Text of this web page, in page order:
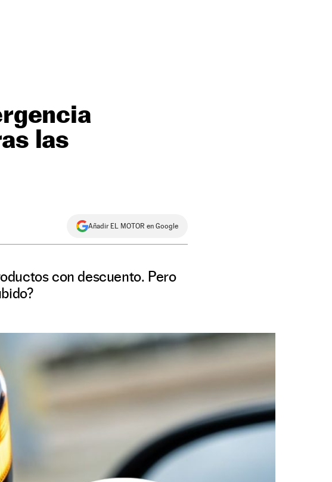
las
Añadir EL MOTOR en Google
con descuento. Pero